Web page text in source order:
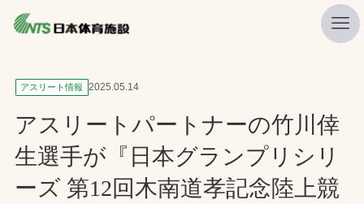
私たちの強み
ニュース
プレスリリース
レポート
アスリート情報 2025.05.14
アスリートパートナーの竹川倖
生選手が『日本グランプリシリ
ーズ 第12回木南道孝記念陸上競